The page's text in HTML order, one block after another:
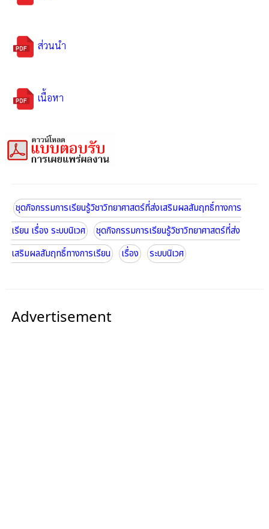
ส่วนนำ
เนื้อหา
ชุดกิจกรรมการเรียนรู้วิชาวิทยาศาสตร์ที่ส่งเสริมผลสัมฤทธิ์ทางการ
เรียน เรื่อง ระบบนิเวศ
ชุดกิจกรรมการเรียนรู้วิชาวิทยาศาสตร์ที่ส่ง
เสริมผลสัมฤทธิ์ทางการเรียน
เรื่อง ระบบนิเวศ
Advertisement